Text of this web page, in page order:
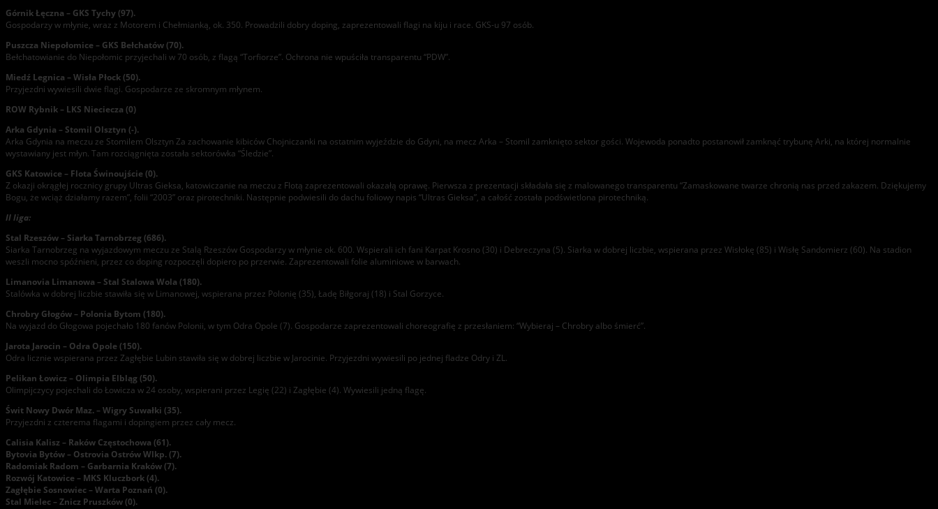
Górnik Łęczna – GKS Tychy (97).
Gospodarzy w młynie, wraz z Motorem i Chełmianką, ok. 350. Prowadzili dobry doping, zaprezentowali flagi na kiju i race. GKS-u 97 osób.
Puszcza Niepołomice – GKS Bełchatów (70).
Bełchatowianie do Niepołomic przyjechali w 70 osób, z flagą “Torfiorze”. Ochrona nie wpuściła transparentu “PDW”.
Miedź Legnica – Wisła Płock (50).
Przyjezdni wywiesili dwie flagi. Gospodarze ze skromnym młynem.
ROW Rybnik – LKS Nieciecza (0)
Arka Gdynia – Stomil Olsztyn (-).
Arka Gdynia na meczu ze Stomilem Olsztyn Za zachowanie kibiców Chojniczanki na ostatnim wyjeździe do Gdyni, na mecz Arka – Stomil zamknięto sektor gości. Wojewoda ponadto postanowił zamknąć trybunę Arki, na której normalnie
wystawiany jest młyn. Tam rozciągnięta została sektorówka “Śledzie”.
GKS Katowice – Flota Świnoujście (0).
Z okazji okrągłej rocznicy grupy Ultras Gieksa, katowiczanie na meczu z Flotą zaprezentowali okazałą oprawę. Pierwsza z prezentacji składała się z malowanego transparentu “Zamaskowane twarze chronią nas przed zakazem. Dziękujemy
Bogu, że wciąż działamy razem”, folii “2003” oraz pirotechniki. Następnie podwiesili do dachu foliowy napis “Ultras Gieksa”, a całość została podświetlona pirotechniką.
II liga:
Stal Rzeszów – Siarka Tarnobrzeg (686).
Siarka Tarnobrzeg na wyjazdowym meczu ze Stalą Rzeszów Gospodarzy w młynie ok. 600. Wspierali ich fani Karpat Krosno (30) i Debreczyna (5). Siarka w dobrej liczbie, wspierana przez Wisłokę (85) i Wisłę Sandomierz (60). Na stadion
weszli mocno spóźnieni, przez co doping rozpoczęli dopiero po przerwie. Zaprezentowali folie aluminiowe w barwach.
Limanovia Limanowa – Stal Stalowa Wola (180).
Stalówka w dobrej liczbie stawiła się w Limanowej, wspierana przez Polonię (35), Ładę Biłgoraj (18) i Stal Gorzyce.
Chrobry Głogów – Polonia Bytom (180).
Na wyjazd do Głogowa pojechało 180 fanów Polonii, w tym Odra Opole (7). Gospodarze zaprezentowali choreografię z przesłaniem: “Wybieraj – Chrobry albo śmierć”.
Jarota Jarocin – Odra Opole (150).
Odra licznie wspierana przez Zagłębie Lubin stawiła się w dobrej liczbie w Jarocinie. Przyjezdni wywiesili po jednej fladze Odry i ZL.
Pelikan Łowicz – Olimpia Elbląg (50).
Olimpijczycy pojechali do Łowicza w 24 osoby, wspierani przez Legię (22) i Zagłębie (4). Wywiesili jedną flagę.
Świt Nowy Dwór Maz. – Wigry Suwałki (35).
Przyjezdni z czterema flagami i dopingiem przez cały mecz.
Calisia Kalisz – Raków Częstochowa (61).
Bytovia Bytów – Ostrovia Ostrów Wlkp. (7).
Radomiak Radom – Garbarnia Kraków (7).
Rozwój Katowice – MKS Kluczbork (4).
Zagłębie Sosnowiec – Warta Poznań (0).
Stal Mielec – Znicz Pruszków (0).